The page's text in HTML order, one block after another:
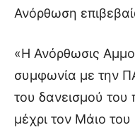
Ανόρθωση
«Η Ανόρθωσις
συμφωνία με την
του δανεισμού του
μέχρι τον Μάιο